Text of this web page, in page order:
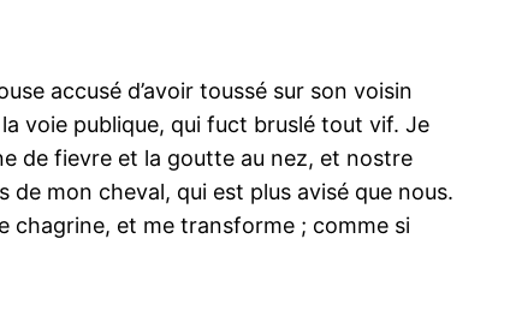
accusé d’avoir toussé sur son voisin
voie publique, qui fuct bruslé tout vif. Je
de fievre et la goutte au nez, et nostre
mon cheval, qui est plus avisé que nous.
chagrine, et me transforme ; comme si